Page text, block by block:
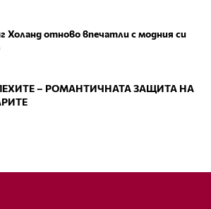
Холанд отново впечатли с модния си
– РОМАНТИЧНАТА ЗАЩИТА НА